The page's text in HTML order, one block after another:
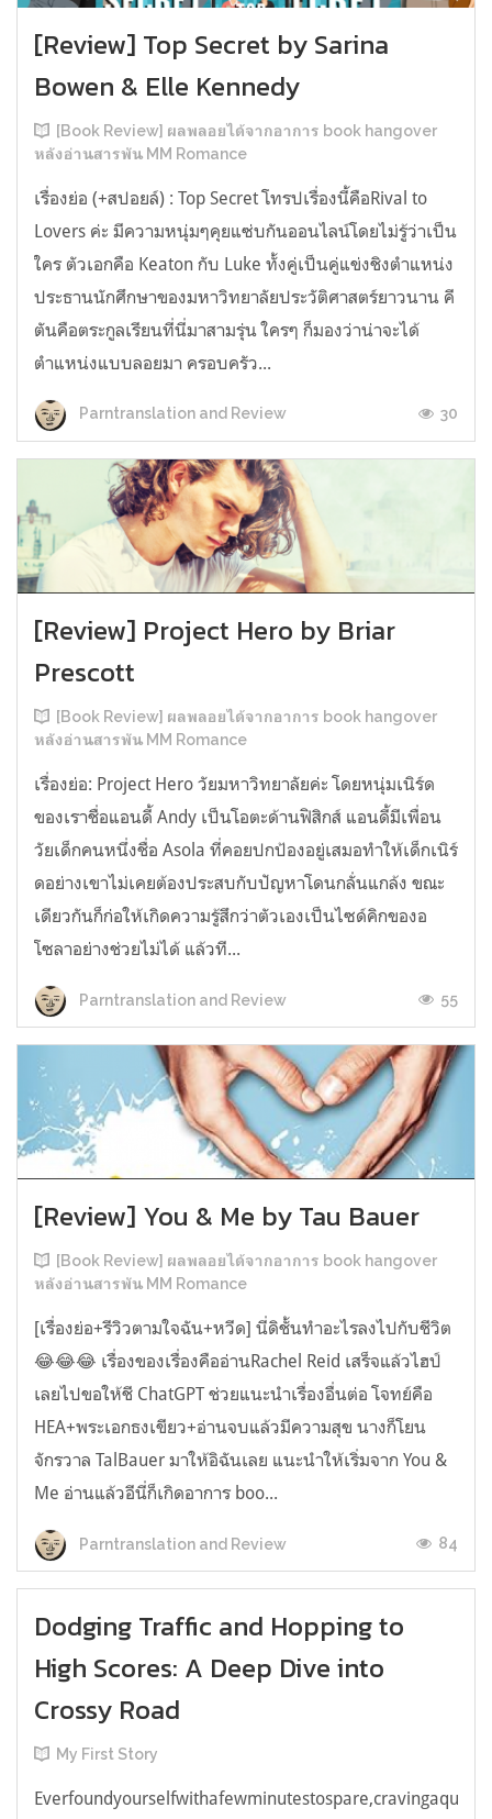
[Review] Top Secret by Sarina
Bowen & Elle Kennedy
[Book Review] ผลพลอยได้จากอาการ book hangover
หลังอ่านสารพัน MM Romance
เรื่องย่อ (+สปอยล์) : Top Secret โทรปเรื่องนี้คือRival to
Lovers ค่ะ มีความหนุ่มๆคุยแซ่บกันออนไลน์โดยไม่รู้ว่าเป็น
ใคร ตัวเอกคือ Keaton กับ Luke ทั้งคู่เป็นคู่แข่งชิงตำแหน่ง
ประธานนักศึกษาของมหาวิทยาลัยประวัติศาสตร์ยาวนาน คี
ตันคือตระกูลเรียนที่นี่มาสามรุ่น ใครๆ ก็มองว่าน่าจะได้
ตำแหน่งแบบลอยมา ครอบครัว...
Parntranslation and Review 30
[Review] Project Hero by Briar
Prescott
[Book Review] ผลพลอยได้จากอาการ book hangover
หลังอ่านสารพัน MM Romance
เรื่องย่อ: Project Hero วัยมหาวิทยาลัยค่ะ โดยหนุ่มเนิร์ด
ของเราชื่อแอนดี้ Andy เป็นโอตะด้านฟิสิกส์ แอนดี้มีเพื่อน
วัยเด็กคนหนึ่งชื่อ Asola ที่คอยปกป้องอยู่เสมอทำให้เด็กเนิร์
ดอย่างเขาไม่เคยต้องประสบกับปัญหาโดนกลั่นแกล้ง ขณะ
เดียวกันก็ก่อให้เกิดความรู้สึกว่าตัวเองเป็นไซด์คิกของอ
โซลาอย่างช่วยไม่ได้ แล้วที...
Parntranslation and Review 55
[Review] You & Me by Tau Bauer
[Book Review] ผลพลอยได้จากอาการ book hangover
หลังอ่านสารพัน MM Romance
[เรื่องย่อ+รีวิวตามใจฉัน+หวีด] นี่ดิชั้นทำอะไรลงไปกับชีวิต
😂😂😂 เรื่องของเรื่องคืออ่านRachel Reid เสร็จแล้วไฮป์
เลยไปขอให้ชี ChatGPT ช่วยแนะนำเรื่องอื่นต่อ โจทย์คือ
HEA+พระเอกธงเขียว+อ่านจบแล้วมีความสุข นางก็โยน
จักรวาล TalBauer มาให้อิฉันเลย แนะนำให้เริ่มจาก You &
Me อ่านแล้วอีนี่ก็เกิดอาการ boo...
Parntranslation and Review 84
Dodging Traffic and Hopping to
High Scores: A Deep Dive into
Crossy Road
My First Story